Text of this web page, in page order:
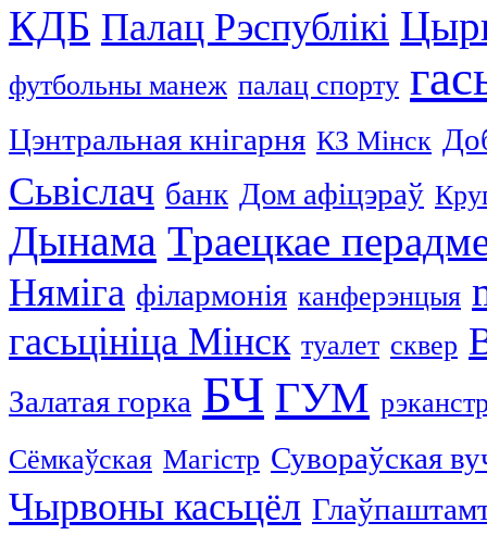
КДБ Палац Рэспублікі
футбольны манеж палац спорту
Цэнтральная кнігарня КЗ Мінск
Сьвіслач банк Дом афіцэраў
Дынама Траецкае
Няміга філармонія канферэнцыя
гасьцініца Мінск туалет сквер
Залатая горка БЧ ГУМ
Сёмкаўская Магістр Сувораўская
Чырвоны касьцёл